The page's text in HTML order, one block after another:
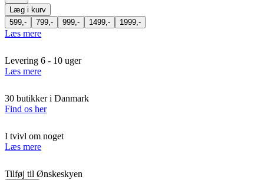
Læg i kurv
599,-
799,- 999,- 1499,- 1999,-
Læs mere
Levering 6 - 10 uger
Læs mere
30 butikker i Danmark
Find os her
I tvivl om noget
Læs mere
Tilføj til Ønskeskyen